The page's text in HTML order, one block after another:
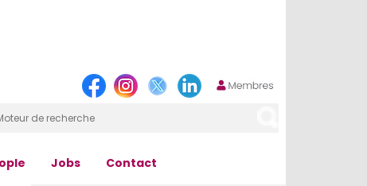
Jobs Contact